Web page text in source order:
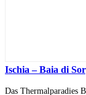
Ischia – Baia di
Das Thermalparadies